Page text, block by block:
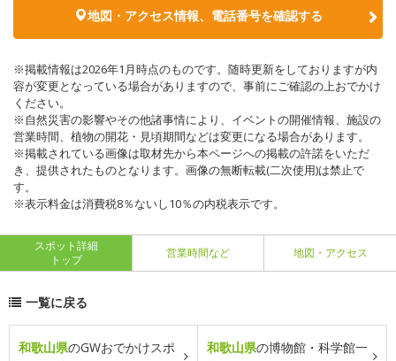
地図・アクセス情報、電話番号を確認する
※掲載情報は2026年1月時点のものです。随時更新をしておりますが内
容が変更となっている場合がありますので、事前にご確認の上おでかけ
ください。
※自然災害の影響やその他諸事情により、イベントの開催情報、施設の
営業時間、植物の開花・見頃期間などは変更になる場合があります。
※掲載されている画像は取材先から本ページへの掲載の許諾をいただ
き、提供されたものとなります。画像の無断転載(二次使用)は禁止で
す。
※表示料金は消費税8％ないし10％の内税表示です。
スポット詳細
トップ
営業時間など 地図・アクセス
一覧に戻る
和歌山県のGWおでかけスポ
和歌山県の博物館・科学館一